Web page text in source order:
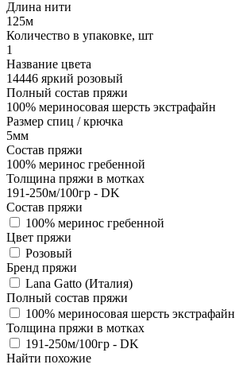
Длина нити
125м
Количество в упаковке, шт
1
Название цвета
14446 яркий розовый
Полный состав пряжи
100% мериносовая шерсть экстрафайн
Размер спиц / крючка
5мм
Состав пряжи
100% меринос гребенной
Толщина пряжи в мотках
191-250м/100гр - DK
Состав пряжи
100% меринос гребенной
Цвет пряжи
Розовый
Бренд пряжи
Lana Gatto (Италия)
Полный состав пряжи
100% мериносовая шерсть экстрафайн
Толщина пряжи в мотках
191-250м/100гр - DK
Найти похожие